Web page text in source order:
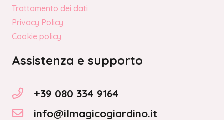
Trattamento dei dati
Privacy Policy
Cookie policy
Assistenza e supporto
+39 080 334 9164
info@ilmagicogiardino.it